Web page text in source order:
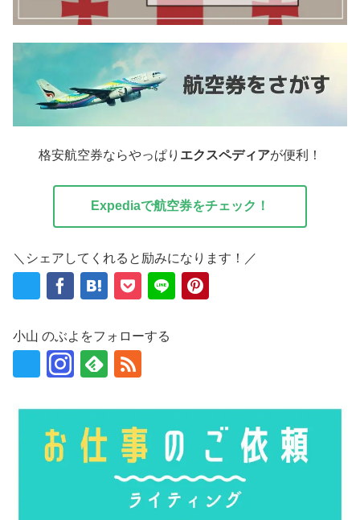
格安航空券ならやっぱり エクスペディアが便利！
Expediaで航空券をチェック！
＼シェアしてくれると励みになります！／
小山 のぶよをフォローする